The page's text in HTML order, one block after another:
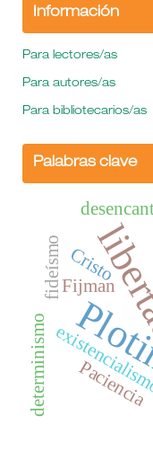
Información
Para lectores/as
Para autores/as
Para bibliotecarios/as
Palabras clave
Paciencia
Fijman
Cristo
fideísmo
determinismo